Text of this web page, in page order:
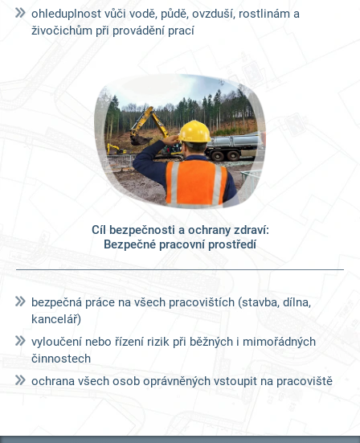
ohleduplnost vůči vodě, půdě, ovzduší, rostlinám a
živočichům při provádění prací
Cíl bezpečnosti a ochrany zdraví:
Bezpečné pracovní prostředí
bezpečná práce na všech pracovištích (stavba, dílna,
kancelář)
vyloučení nebo řízení rizik při běžných i mimořádných
činnostech
ochrana všech osob oprávněných vstoupit na pracoviště